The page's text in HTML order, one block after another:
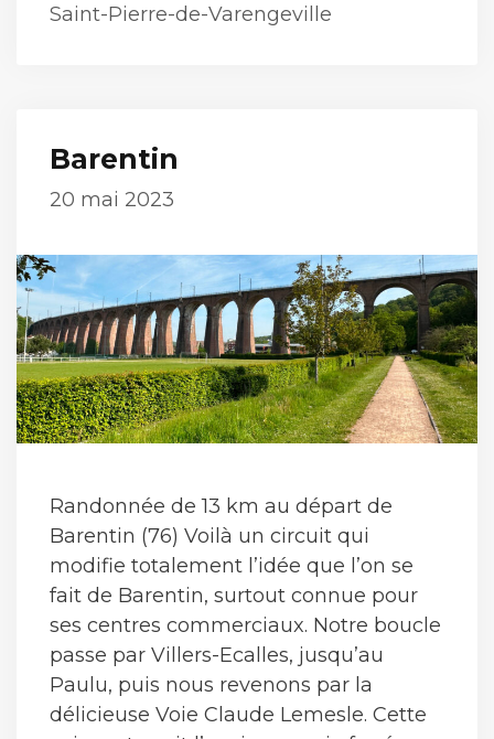
Saint-Pierre-de-Varengeville
Barentin
20 mai 2023
Randonnée de 13 km au départ de
Barentin (76) Voilà un circuit qui
modifie totalement l’idée que l’on se
fait de Barentin, surtout connue pour
ses centres commerciaux. Notre boucle
passe par Villers-Ecalles, jusqu’au
Paulu, puis nous revenons par la
délicieuse Voie Claude Lemesle. Cette